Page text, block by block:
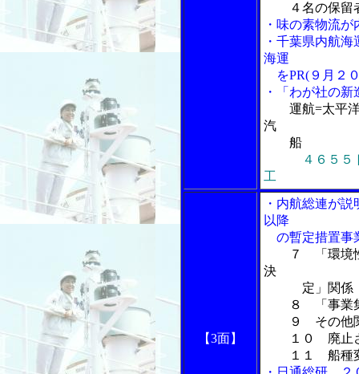
４名の保留
・味の素物流
・千葉県内航
海運
をPR(９月２
・「わが社の新
運航=太平
汽
船
４６５５
工
【3面】
・内航総連が
以降
の暫定措置事
７ 「環境
決
定」関係
８ 「事業集
９ その他関
１０ 廃止さ
１１ 船種変